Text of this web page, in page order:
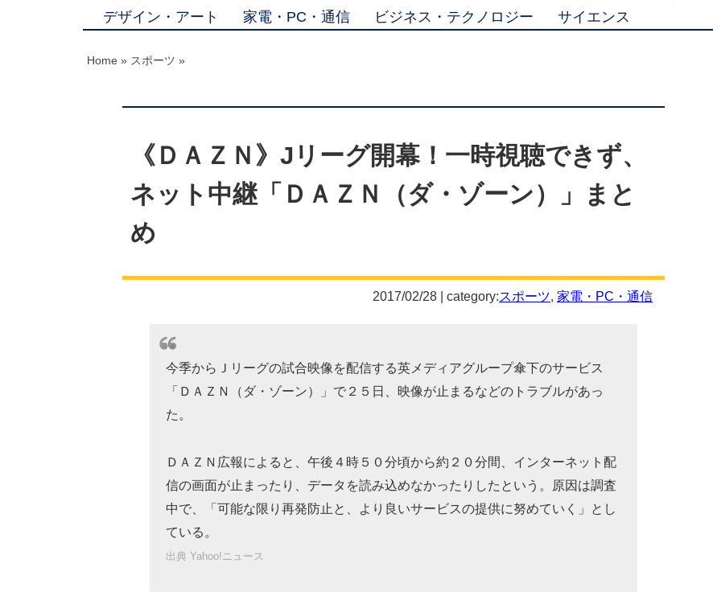
デザイン・アート
家電・PC・通信 ビジネス・テクノロジー サイエンス
Home » スポーツ »
《ＤＡＺＮ》Jリーグ開幕！一時視聴できず、
ネット中継「ＤＡＺＮ（ダ・ゾーン）」まと
め
2017/02/28 | category:スポーツ, 家電・PC・通信
今季からＪリーグの試合映像を配信する英メディアグループ傘下のサービス
「ＤＡＺＮ（ダ・ゾーン）」で２５日、映像が止まるなどのトラブルがあっ
た。
ＤＡＺＮ広報によると、午後４時５０分頃から約２０分間、インターネット配
信の画面が止まったり、データを読み込めなかったりしたという。原因は調査
中で、「可能な限り再発防止と、より良いサービスの提供に努めていく」とし
ている。
出典 Yahoo!ニュース